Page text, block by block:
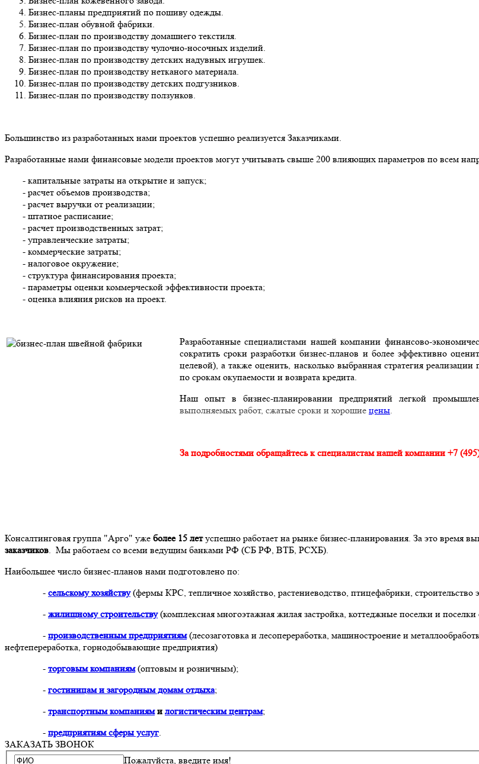
Бизнес-планы предприятий по пошиву одежды.
Бизнес-план обувной фабрики.
Бизнес-план по производству домашнего текстиля.
Бизнес-план по производству чулочно-носочных изделий.
Бизнес-план по производству детских надувных игрушек.
Бизнес-план по производству нетканого материала.
Бизнес-план по производству детских подгузников.
Бизнес-план по производству ползунков.
Большинство из разработанных нами проектов успешно реализуется Заказчиками.
Разработанные нами финансовые модели проектов могут учитывать свыше 200 влияющих параметров по всем
- капитальные затраты на открытие и запуск;
- расчет объемов производства;
- расчет выручки от реализации;
- штатное расписание;
- расчет производственных затрат;
- управленческие затраты;
- коммерческие затраты;
- налоговое окружение;
- структура финансирования проекта;
- параметры оценки коммерческой эффективности проекта;
- оценка влияния рисков на проект.
Разработанные специалистами нашей компании финансово-
сократить сроки разработки бизнес-планов и более эффективно
целевой), а также оценить, насколько выбранная стратегия
по срокам окупаемости и возврата кредита.
Наш опыт в бизнес-планировании предприятий легкой
выполняемых работ, сжатые сроки и хорошие цены.
За подробностями обращайтесь к специалистам нашей компании +7
Консалтинговая группа "Арго" уже более 15 летуспешно работает на рынке бизнес-планирования. За это время
заказчиков. Мы работаем со всеми ведущим банками РФ (СБ РФ, ВТБ, РСХБ).
Наибольшее число бизнес-планов нами подготовлено по:
- сельскому хозяйству(фермы КРС, тепличное хозяйство, растениеводство, птицефабрики, строительство
- жилищному строительству(комплексная многоэтажная жилая застройка, коттеджные поселки и
- производственным предприятиям(лесозаготовка и лесопереработка, машиностроение и
нефтепереработка, горнодобывающие предприятия)
- торговым компаниям(оптовым и розничным);
- гостиницам и загородным домам отдыха;
- транспортным компаниями логистическим центрам;
- предприятиям сферы услуг.
ЗАКАЗАТЬ ЗВОНОК
Пожалуйста, введите имя!